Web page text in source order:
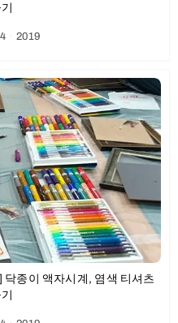
ㆍ2019
종이 액자시계, 염색 티셔츠